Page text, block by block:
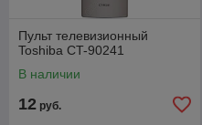
Пульт телевизионный
Toshiba CT-90241
В наличии
12 руб.